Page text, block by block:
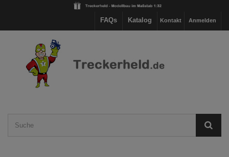
Anmelden
Kontakt
Katalog
FAQs